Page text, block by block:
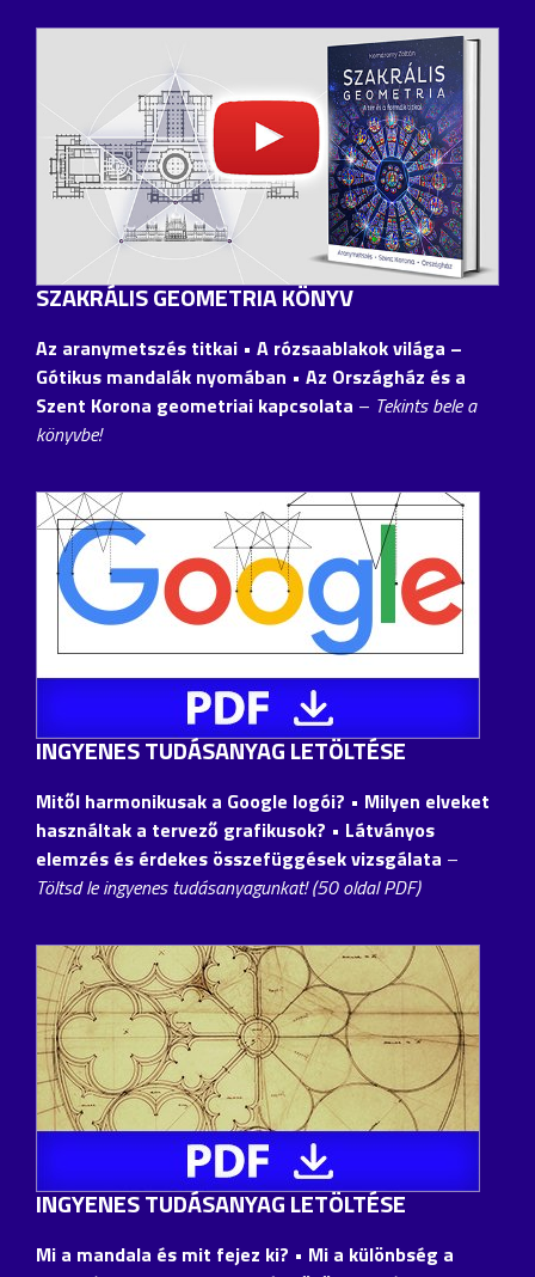
SZAKRÁLIS GEOMETRIA KÖNYV
Az aranymetszés titkai • A rózsaablakok világa –
Gótikus mandalák nyomában • Az Országház és a
Szent Korona geometriai kapcsolata – Tekints bele a
könyvbe!
INGYENES TUDÁSANYAG LETÖLTÉSE
Mitől harmonikusak a Google logói? • Milyen elveket
használtak a tervező grafikusok? • Látványos
elemzés és érdekes összefüggések vizsgálata –
Töltsd le ingyenes tudásanyagunkat! (50 oldal PDF)
INGYENES TUDÁSANYAG LETÖLTÉSE
Mi a mandala és mit fejez ki? • Mi a különbség a